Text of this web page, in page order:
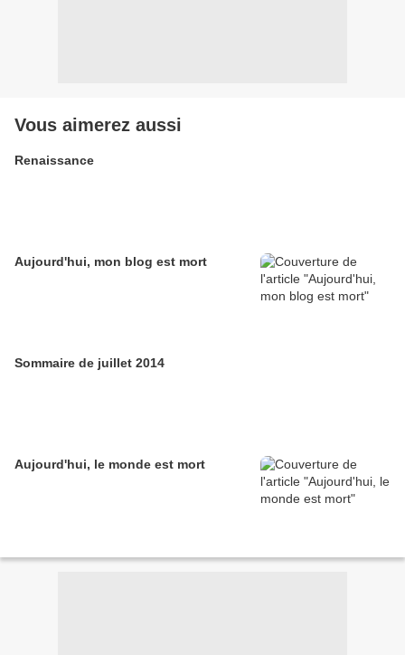
Vous aimerez aussi
Renaissance
Aujourd'hui, mon blog est mort
Sommaire de juillet 2014
Aujourd'hui, le monde est mort